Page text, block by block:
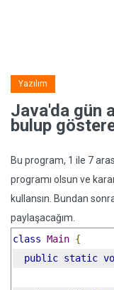
Yazılım
Java'da gün
bulup
Bu program, 1 ile 7
programı olsun ve
kullansın. Bundan
paylaşacağım.
class Main {
public static